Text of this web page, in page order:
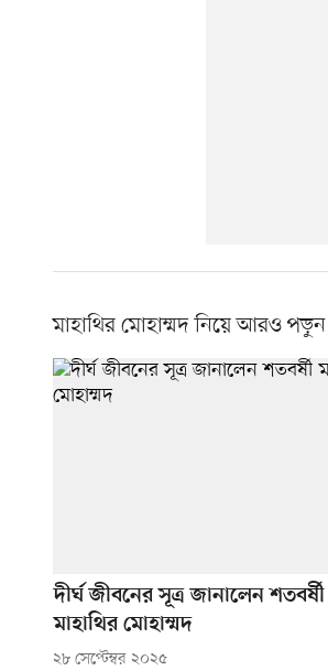
মাহাথির মোহাম্মদ নিয়ে আরও পড়ুন
দীর্ঘ জীবনের সূত্র জানালেন শতবর্ষী
মাহাথির মোহাম্মদ
২৮ সেপ্টেম্বর ২০২৫